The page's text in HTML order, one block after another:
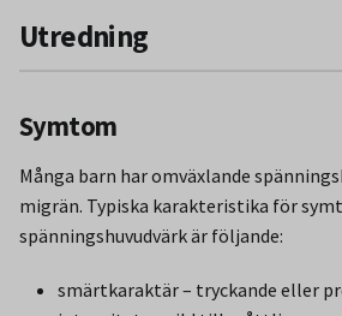
Utredning
Symtom
Många barn har omväxlande
migrän. Typiska karakteristika för
spänningshuvudvärk är följande:
smärtkaraktär – tryckande eller